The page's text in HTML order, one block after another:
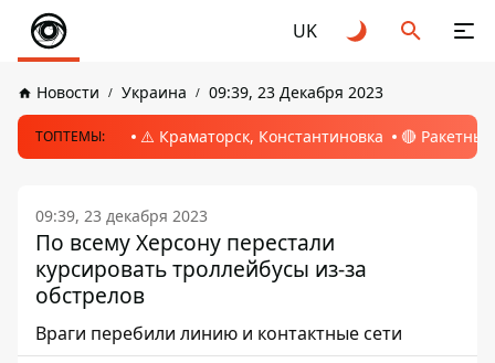
UK
Новости Украина 09:39, 23 Декабря 2023
ТОПТЕМЫ: ⚠️ Краматорск, Константиновка 🔴
09:39, 23 декабря 2023
По всему Херсону перестали
курсировать троллейбусы из-за
обстрелов
Враги перебили линию и контактные сети